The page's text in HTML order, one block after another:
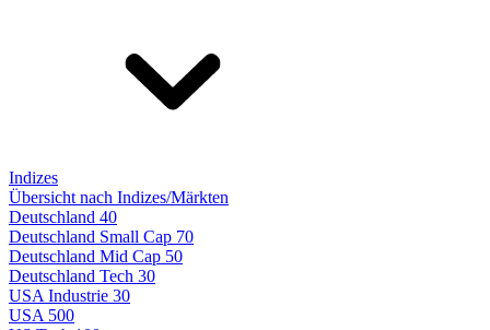
Indizes
Übersicht nach Indizes/Märkten
Deutschland 40
Deutschland Small Cap 70
Deutschland Mid Cap 50
Deutschland Tech 30
USA Industrie 30
USA 500